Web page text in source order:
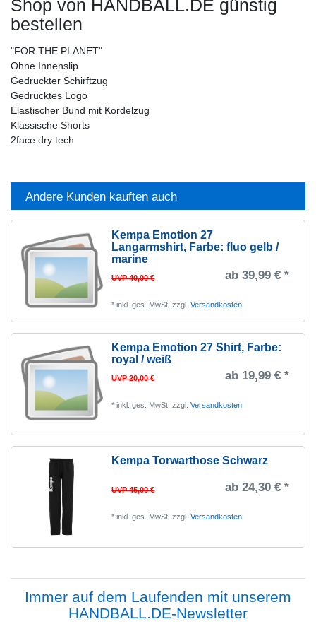
Shop von HANDBALL.DE günstig
bestellen
"FOR THE PLANET"
Ohne Innenslip
Gedruckter Schirftzug
Gedrucktes Logo
Elastischer Bund mit Kordelzug
Klassische Shorts
2face dry tech
Andere Kunden kauften auch
Kempa Emotion 27
Langarmshirt, Farbe: fluo gelb /
marine
UVP 40,00 € ab 39,99 € *
*inkl. ges. MwSt. zzgl.Versandkosten
Kempa Emotion 27 Shirt, Farbe:
royal / weiß
UVP 20,00 € ab 19,99 € *
*inkl. ges. MwSt. zzgl.Versandkosten
Kempa Torwarthose Schwarz
UVP 45,00 € ab 24,30 € *
*inkl. ges. MwSt. zzgl.Versandkosten
Immer auf dem Laufenden mit unserem
HANDBALL.DE-Newsletter